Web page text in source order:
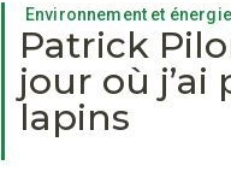
Environnement et énergie
Patrick
jour où j’ai
lapins